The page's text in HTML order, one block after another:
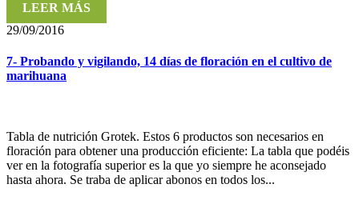
LEER MÁS
29/09/2016
7- Probando y vigilando, 14 días de floración en el cultivo de
marihuana
Tabla de nutrición Grotek. Estos 6 productos son necesarios en
floración para obtener una producción eficiente: La tabla que podéis
ver en la fotografía superior es la que yo siempre he aconsejado
hasta ahora. Se traba de aplicar abonos en todos los...